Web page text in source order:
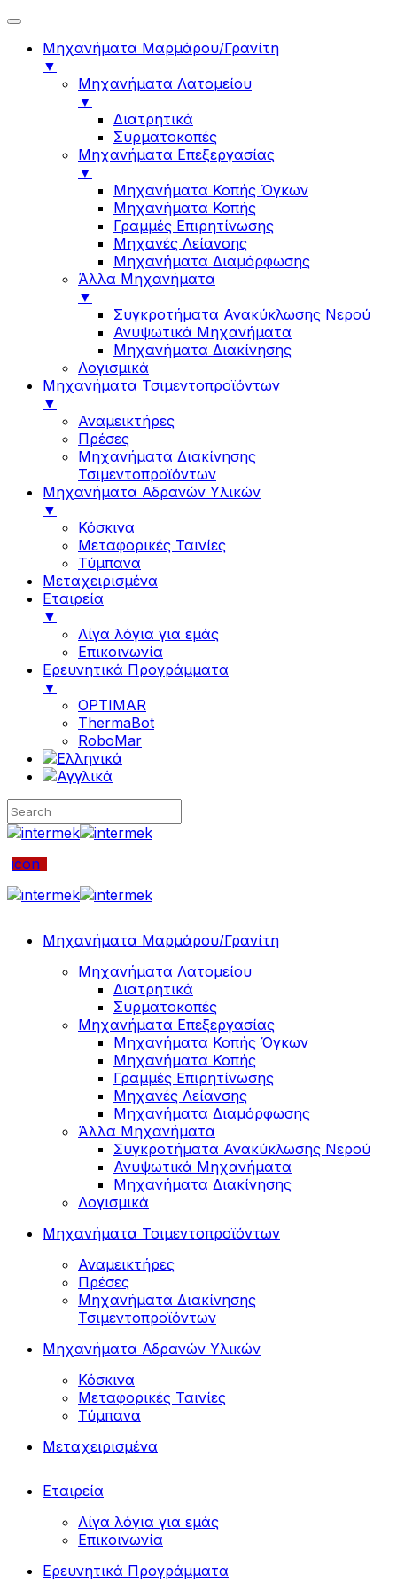
Μηχανήματα Μαρμάρου/Γρανίτη
▼
Μηχανήματα Λατομείου
▼
Διατρητικά
Συρματοκοπές
Μηχανήματα Επεξεργασίας
▼
Μηχανήματα Κοπής Όγκων
Μηχανήματα Κοπής
Γραμμές Επιρητίνωσης
Μηχανές Λείανσης
Μηχανήματα Διαμόρφωσης
Άλλα Μηχανήματα
▼
Συγκροτήματα Ανακύκλωσης Νερού
Ανυψωτικά Μηχανήματα
Μηχανήματα Διακίνησης
Λογισμικά
Μηχανήματα Τσιμεντοπροϊόντων
▼
Αναμεικτήρες
Πρέσες
Μηχανήματα Διακίνησης
Τσιμεντοπροϊόντων
Μηχανήματα Αδρανών Υλικών
▼
Κόσκινα
Μεταφορικές Ταινίες
Τύμπανα
Μεταχειρισμένα
Εταιρεία
▼
Λίγα λόγια για εμάς
Επικοινωνία
Ερευνητικά Προγράμματα
▼
OPTIMAR
ThermaBot
RoboMar
icon
Μηχανήματα Μαρμάρου/Γρανίτη
Μηχανήματα Λατομείου
Διατρητικά
Συρματοκοπές
Μηχανήματα Επεξεργασίας
Μηχανήματα Κοπής Όγκων
Μηχανήματα Κοπής
Γραμμές Επιρητίνωσης
Μηχανές Λείανσης
Μηχανήματα Διαμόρφωσης
Άλλα Μηχανήματα
Συγκροτήματα Ανακύκλωσης Νερού
Ανυψωτικά Μηχανήματα
Μηχανήματα Διακίνησης
Λογισμικά
Μηχανήματα Τσιμεντοπροϊόντων
Αναμεικτήρες
Πρέσες
Μηχανήματα Διακίνησης
Τσιμεντοπροϊόντων
Μηχανήματα Αδρανών Υλικών
Κόσκινα
Μεταφορικές Ταινίες
Τύμπανα
Μεταχειρισμένα
Εταιρεία
Λίγα λόγια για εμάς
Επικοινωνία
Ερευνητικά Προγράμματα